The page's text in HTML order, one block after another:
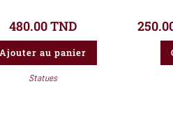
480.00TND
Ajouter au panier
Statues